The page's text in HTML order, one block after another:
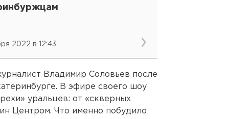
2022 в 12:43
Владимир Соловьев после
В эфире своего шоу
уральцев: от «скверных
Центром. Что именно побудило